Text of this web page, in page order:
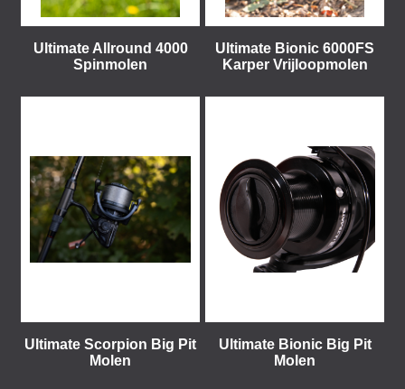
Ultimate Allround 4000
Spinmolen
Ultimate Bionic 6000FS
Karper Vrijloopmolen
Ultimate Scorpion Big Pit
Molen
Ultimate Bionic Big Pit
Molen